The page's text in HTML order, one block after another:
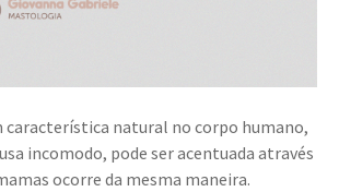
característica natural no corpo humano,
incomodo, pode ser acentuada através
ocorre da mesma maneira.